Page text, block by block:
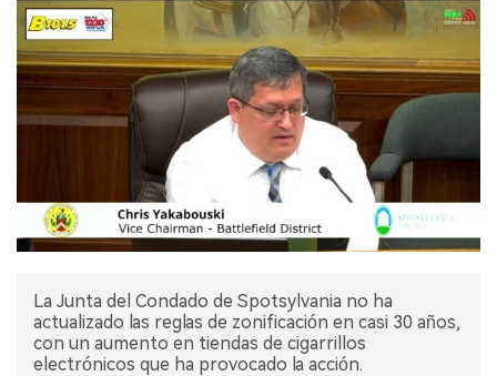
CHINA
DATOS
EXPOSICIÓN
La Junta del Condado de Spotsylvania no ha
actualizado las reglas de zonificación en casi 30 años,
con un aumento en tiendas de cigarrillos
electrónicos que ha provocado la acción.